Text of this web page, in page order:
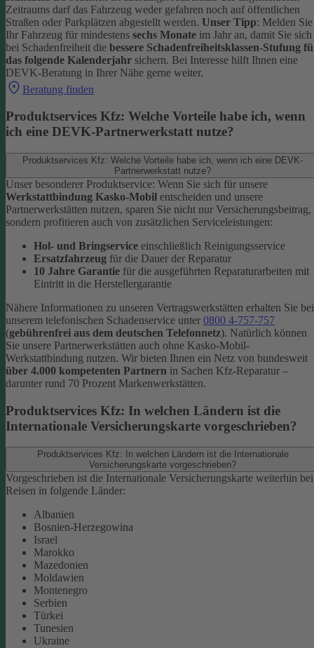
Zeitraums darf das Fahrzeug weder gefahren noch auf öffentlichen
Straßen oder Parkplätzen abgestellt werden. Unser Tipp: Melden Sie
Ihr Fahrzeug für mindestens sechs Monate im Jahr an, damit Sie sich
bei Schadenfreiheit die bessere Schadenfreiheitsklassen-Stufung
das folgende Kalenderjahr sichern. Bei Interesse hilft Ihnen eine
DEVK-Beratung in Ihrer Nähe gerne weiter.
Beratung finden
Produktservices Kfz: Welche Vorteile habe ich, wenn
ich eine DEVK-Partnerwerkstatt nutze?
Produktservices Kfz: Welche Vorteile habe ich, wenn ich eine DEVK-
Partnerwerkstatt nutze?
Unser besonderer Produktservice: Wenn Sie sich für unsere
Werkstattbindung Kasko-Mobil entscheiden und unsere
Partnerwerkstätten nutzen, sparen Sie nicht nur Versicherungsbeitrag,
sondern profitieren auch von zusätzlichen Serviceleistungen:
Hol- und Bringservice einschließlich Reinigungsservice
Ersatzfahrzeug für die Dauer der Reparatur
10 Jahre Garantie für die ausgeführten Reparaturarbeiten mit
Eintritt in die Herstellergarantie
Nähere Informationen zu unseren Vertragswerkstätten erhalten Sie bei
unserem telefonischen Schadenservice unter 0800 4-757-757
(gebührenfrei aus dem deutschen Telefonnetz). Natürlich können
Sie unsere Partnerwerkstätten auch ohne Kasko-Mobil-
Werkstattbindung nutzen. Wir bieten Ihnen ein Netz von bundesweit
über 4.000 kompetenten Partnern in Sachen Kfz-Reparatur –
darunter rund 70 Prozent Markenwerkstätten.
Produktservices Kfz: In welchen Ländern ist die
Internationale Versicherungskarte vorgeschrieben?
Produktservices Kfz: In welchen Ländern ist die Internationale
Versicherungskarte vorgeschrieben?
Vorgeschrieben ist die Internationale Versicherungskarte weiterhin bei
Reisen in folgende Länder:
Albanien
Bosnien-Herzegowina
Israel
Marokko
Mazedonien
Moldawien
Montenegro
Serbien
Türkei
Tunesien
Ukraine